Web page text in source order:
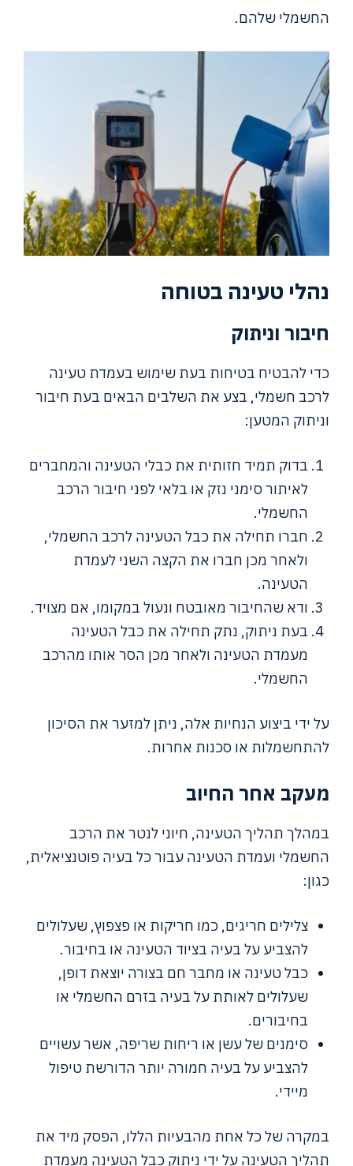
החשמלי שלהם.
נהלי טעינה בטוחה
חיבור וניתוק
כדי להבטיח בטיחות בעת שימוש בעמדת טעינה
לרכב חשמלי, בצע את השלבים הבאים בעת חיבור
וניתוק המטען:
בדוק תמיד חזותית את כבלי הטעינה והמחברים
לאיתור סימני נזק או בלאי לפני חיבור הרכב
החשמלי.
חברו תחילה את כבל הטעינה לרכב החשמלי,
ולאחר מכן חברו את הקצה השני לעמדת
הטעינה.
ודא שהחיבור מאובטח ונעול במקומו, אם מצויד.
בעת ניתוק, נתק תחילה את כבל הטעינה
מעמדת הטעינה ולאחר מכן הסר אותו מהרכב
החשמלי.
על ידי ביצוע הנחיות אלה, ניתן למזער את הסיכון
להתחשמלות או סכנות אחרות.
מעקב אחר החיוב
במהלך תהליך הטעינה, חיוני לנטר את הרכב
החשמלי ועמדת הטעינה עבור כל בעיה פוטנציאלית,
כגון:
צלילים חריגים, כמו חריקות או פצפוץ, שעלולים
להצביע על בעיה בציוד הטעינה או בחיבור.
כבל טעינה או מחבר חם בצורה יוצאת דופן,
שעלולים לאותת על בעיה בזרם החשמלי או
בחיבורים.
סימנים של עשן או ריחות שריפה, אשר עשויים
להצביע על בעיה חמורה יותר הדורשת טיפול
מיידי.
במקרה של כל אחת מהבעיות הללו, הפסק מיד את
תהליך הטעינה על ידי ניתוק כבל הטעינה מעמדת